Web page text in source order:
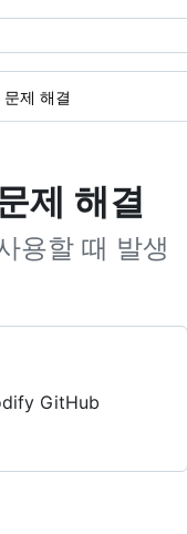
제 해결
제 해결
용할 때 발생
GitHub